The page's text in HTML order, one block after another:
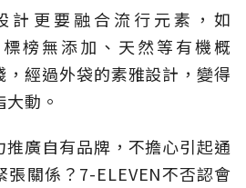
計更要融合流行元素，如
標榜無添加、天然等有機概
經過外袋的素雅設計，變得
動。
廣自有品牌，不擔心引起通
張關係？7-ELEVEN不否認會